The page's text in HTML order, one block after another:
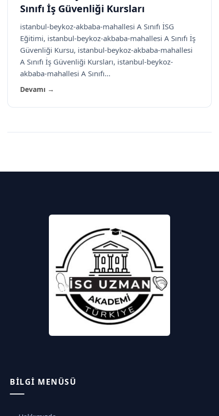
Sınıfı İş Güvenliği Kursları
istanbul-beykoz-akbaba-mahallesi A Sınıfı İSG
Eğitimi, istanbul-beykoz-akbaba-mahallesi A Sınıfı İş
Güvenliği Kursu, istanbul-beykoz-akbaba-mahallesi
A Sınıfı İş Güvenliği Kursları, istanbul-beykoz-
akbaba-mahallesi A Sınıfı...
Devamı →
BILGI MENÜSÜ